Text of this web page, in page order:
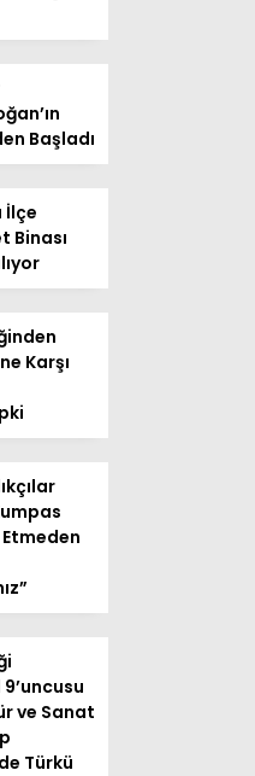
Başladı
İlçe
Binası
Karşı
ve Sanat
Türkü